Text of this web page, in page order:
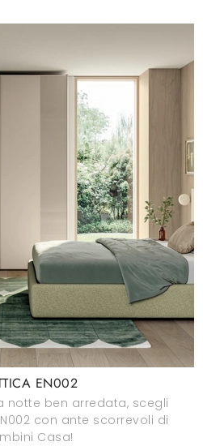
EN002
notte ben arredata, scegli
con ante scorrevoli di
Casa!